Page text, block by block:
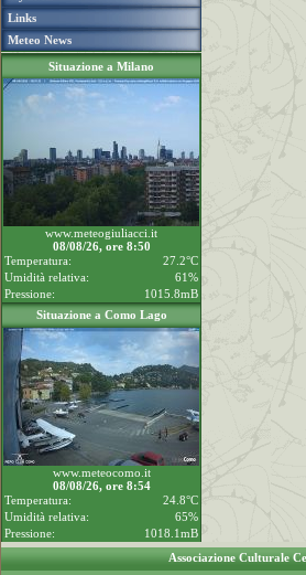
Links
Meteo News
Situazione a Milano
www.meteogiuliacci.it
08/08/26, ore 8:50
Temperatura:
27.2°C
Umidità relativa:
61%
Pressione:
1015.8mB
Situazione a Como Lago
www.meteocomo.it
08/08/26, ore 8:54
Temperatura:
24.8°C
Umidità relativa:
65%
Pressione:
1018.1mB
Associazione Culturale